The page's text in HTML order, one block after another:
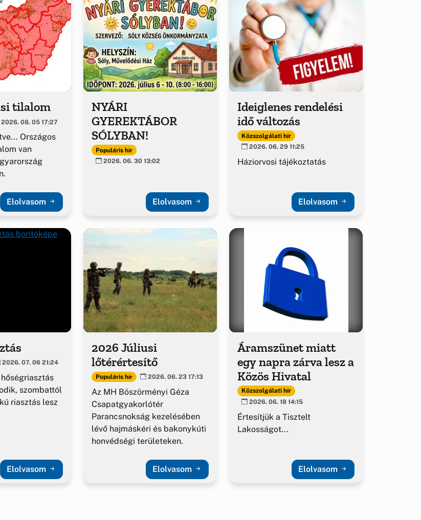
tilalom
2026. 08. 05 17:27
Országos
van
Elolvasom
NYÁRI
GYEREKTÁBOR
SÓLYBAN!
Populáris hír
2026. 06. 30 13:02
Elolvasom
Ideiglenes rendelési
idő változás
Közszolgálati hír
2026. 06. 29 11:25
Háziorvosi tájékoztatás
Elolvasom
2026. 07. 06 21:24
szombattól
riasztás lesz
Elolvasom
2026 Júliusi
lőtérértesítő
Populáris hír 2026. 06. 23 17:13
Az MH Böszörményi Géza
Csapatgyakorlótér
Parancsnokság kezelésében
lévő hajmáskéri és bakonykúti
honvédségi területeken.
Elolvasom
Áramszünet miatt
egy napra zárva lesz a
Közös Hivatal
Közszolgálati hír
2026. 06. 18 14:15
Értesítjük a Tisztelt
Lakosságot...
Elolvasom